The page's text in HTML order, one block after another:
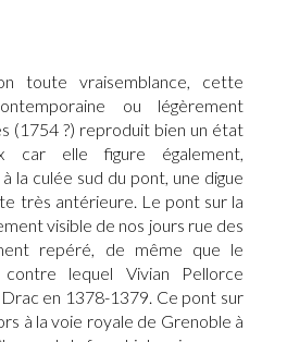
toute vraisemblance, cette
ou légèrement
(1754 ?) reproduit bien un état
car elle figure également,
la culée sud du pont, une digue
très antérieure. Le pont sur la
visible de nos jours rue des
repéré, de même que le
lequel Vivian Pellorce
en 1378-1379. Ce pont sur
à la voie royale de Grenoble à